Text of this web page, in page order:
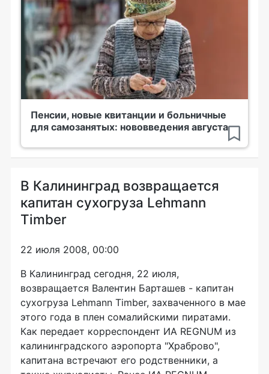
Пенсии, новые квитанции и больничные
для самозанятых: нововведения августа
В Калининград возвращается
капитан сухогруза Lehmann
Timber
22 июля 2008, 00:00
В Калининград сегодня, 22 июля,
возвращается Валентин Барташев - капитан
сухогруза Lehmann Timber, захваченного в мае
этого года в плен сомалийскими пиратами.
Как передает корреспондент ИА REGNUM из
калининградского аэропорта "Храброво",
капитана встречают его родственники, а